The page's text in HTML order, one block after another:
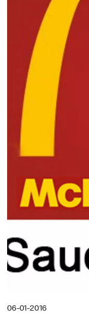
06-01-2016